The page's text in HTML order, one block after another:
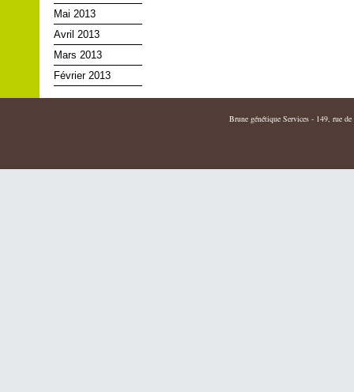
Mai 2013
Avril 2013
Mars 2013
Février 2013
Brune génétique Services - 149, rue